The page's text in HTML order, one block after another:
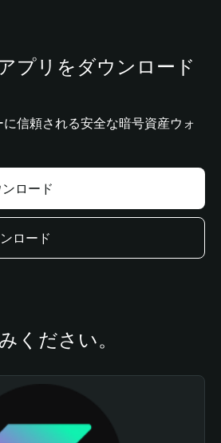
プリをダウンロード
信頼される安全な暗号資産ウォ
ロード
ロード
ください。